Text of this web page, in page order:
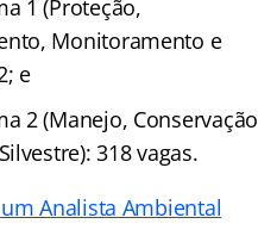
1 (Proteção,
Monitoramento e
e
2 (Manejo, Conservação
318 vagas.
Analista Ambiental